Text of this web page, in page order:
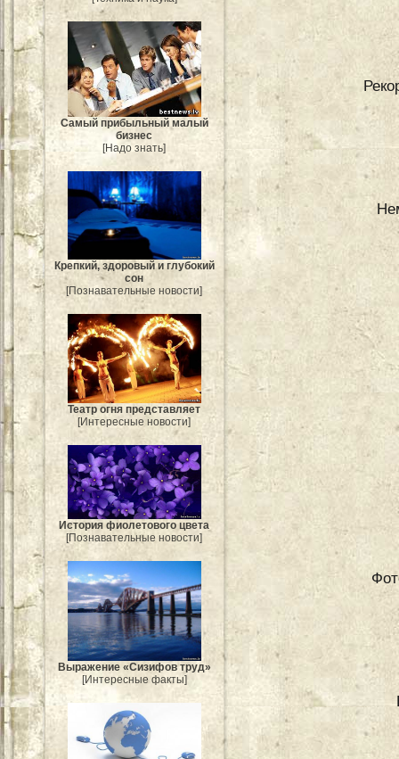
Самый прибыльный малый
бизнес
[Надо знать]
Крепкий, здоровый и глубокий
сон
[Познавательные новости]
Театр огня представляет
[Интересные новости]
История фиолетового цвета
[Познавательные новости]
Выражение «Сизифов труд»
[Интересные факты]